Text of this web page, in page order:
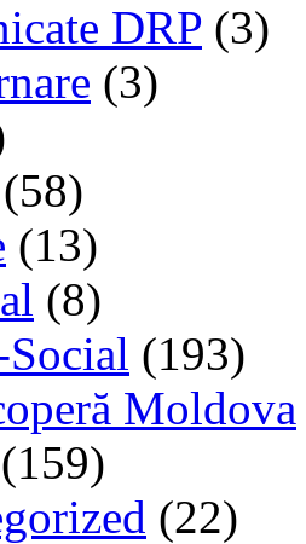
DRP (3)
(3)
(58)
(13)
(8)
(193)
Moldova
(159)
(22)